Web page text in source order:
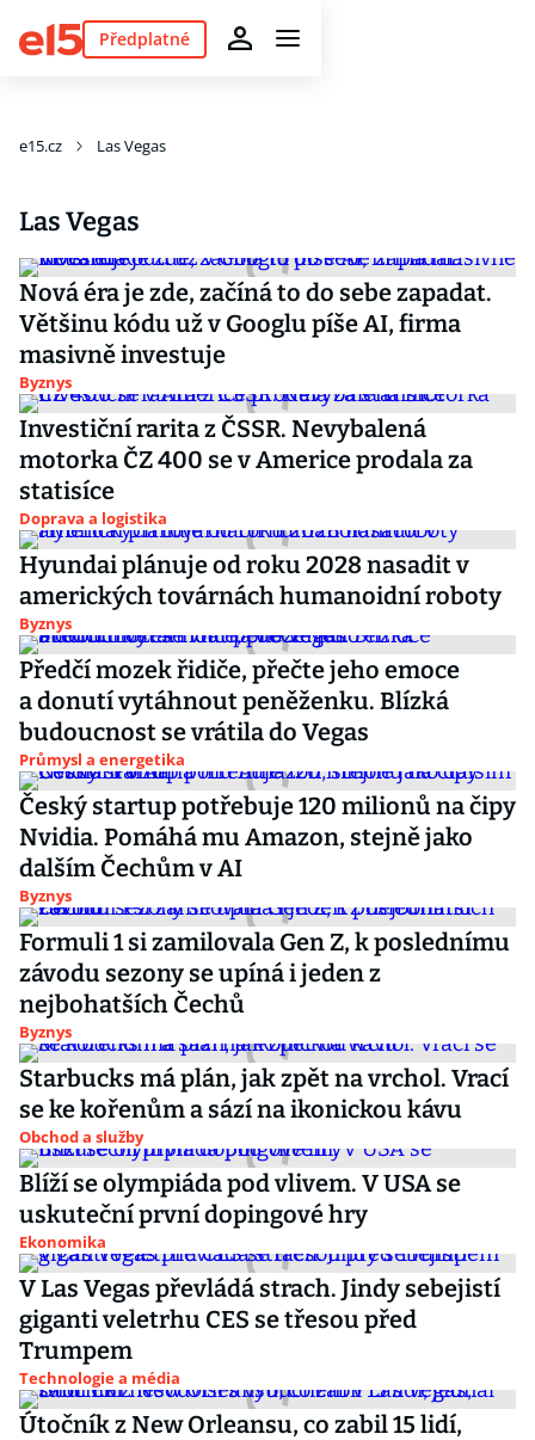
Předplatné
e15.cz Las Vegas
Las Vegas
Nová éra je zde, začíná to do sebe zapadat.
Většinu kódu už v Googlu píše AI, firma
masivně investuje
Byznys
Investiční rarita z ČSSR. Nevybalená
motorka ČZ 400 se v Americe prodala za
statisíce
Doprava a logistika
Hyundai plánuje od roku 2028 nasadit v
amerických továrnách humanoidní roboty
Byznys
Předčí mozek řidiče, přečte jeho emoce
a donutí vytáhnout peněženku. Blízká
budoucnost se vrátila do Vegas
Průmysl a energetika
Český startup potřebuje 120 milionů na čipy
Nvidia. Pomáhá mu Amazon, stejně jako
dalším Čechům v AI
Byznys
Formuli 1 si zamilovala Gen Z, k poslednímu
závodu sezony se upíná i jeden z
nejbohatších Čechů
Byznys
Starbucks má plán, jak zpět na vrchol. Vrací
se ke kořenům a sází na ikonickou kávu
Obchod a služby
Blíží se olympiáda pod vlivem. V USA se
uskuteční první dopingové hry
Ekonomika
V Las Vegas převládá strach. Jindy sebejistí
giganti veletrhu CES se třesou před
Trumpem
Technologie a média
Útočník z New Orleansu, co zabil 15 lidí,